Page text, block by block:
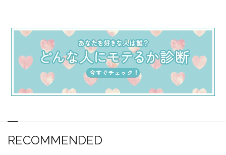
RECOMMENDED